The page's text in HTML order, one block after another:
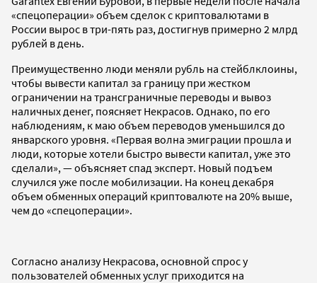
«спецоперации» объем сделок с криптовалютами в
России вырос в три-пять раз, достигнув примерно 2 млрд
рублей в день.
Преимущественно люди меняли рубль на стейблклоины,
чтобы вывести капитал за границу при жестком
ограничении на трансграничные переводы и вывоз
наличных денег, поясняет Некрасов. Однако, по его
наблюдениям, к маю объем переводов уменьшился до
январского уровня. «Первая волна эмиграции прошла и
люди, которые хотели быстро вывести капитал, уже это
сделали», — объясняет спад эксперт. Новый подъем
случился уже после мобилизации. На конец декабря
объем обменных операций криптовалюте на 20% выше,
чем до «спецоперации».
Согласно анализу Некрасова, основной спрос у
пользователей обменных услуг приходится на